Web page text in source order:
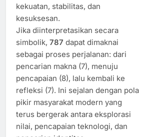
kekuatan, stabilitas, dan
kesuksesan.
Jika diinterpretasikan secara
simbolik, 787 dapat dimaknai
sebagai proses perjalanan: dari
pencarian makna (7), menuju
pencapaian (8), lalu kembali ke
refleksi (7). Ini sejalan dengan pola
pikir masyarakat modern yang
terus bergerak antara eksplorasi
nilai, pencapaian teknologi, dan